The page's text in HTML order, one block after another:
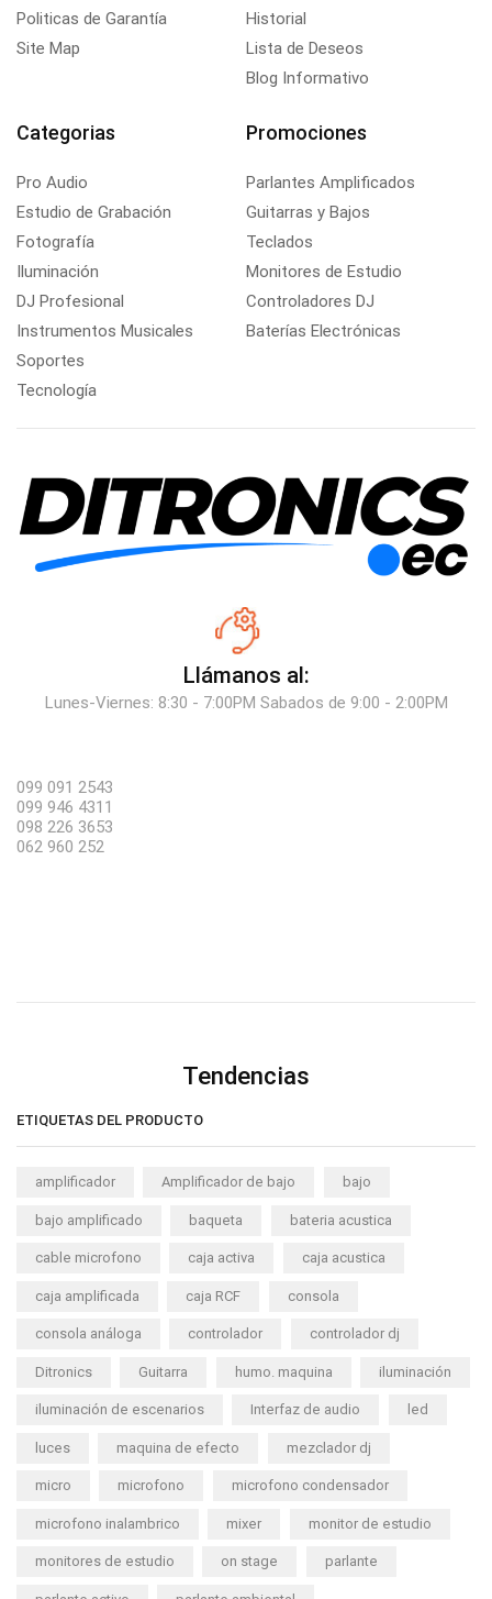
Politicas de Garantía
Site Map
Historial
Lista de Deseos
Blog Informativo
Categorias
Pro Audio
Estudio de Grabación
Fotografía
Iluminación
DJ Profesional
Instrumentos Musicales
Soportes
Tecnología
Promociones
Parlantes Amplificados
Guitarras y Bajos
Teclados
Monitores de Estudio
Controladores DJ
Baterías Electrónicas
Llámanos al:
Lunes-Viernes: 8:30 - 7:00PM Sabados de 9:00 - 2:00PM
099 091 2543
099 946 4311
098 226 3653
062 960 252
Tendencias
ETIQUETAS DEL PRODUCTO
amplificador Amplificador de bajo bajo
bajo amplificado baqueta bateria acustica
cable microfono caja activa caja acustica
caja amplificada caja RCF consola
consola análoga controlador controlador dj
Ditronics Guitarra humo. maquina iluminación
iluminación de escenarios Interfaz de audio led
luces maquina de efecto mezclador dj
micro microfono microfono condensador
microfono inalambrico mixer monitor de estudio
monitores de estudio on stage parlante